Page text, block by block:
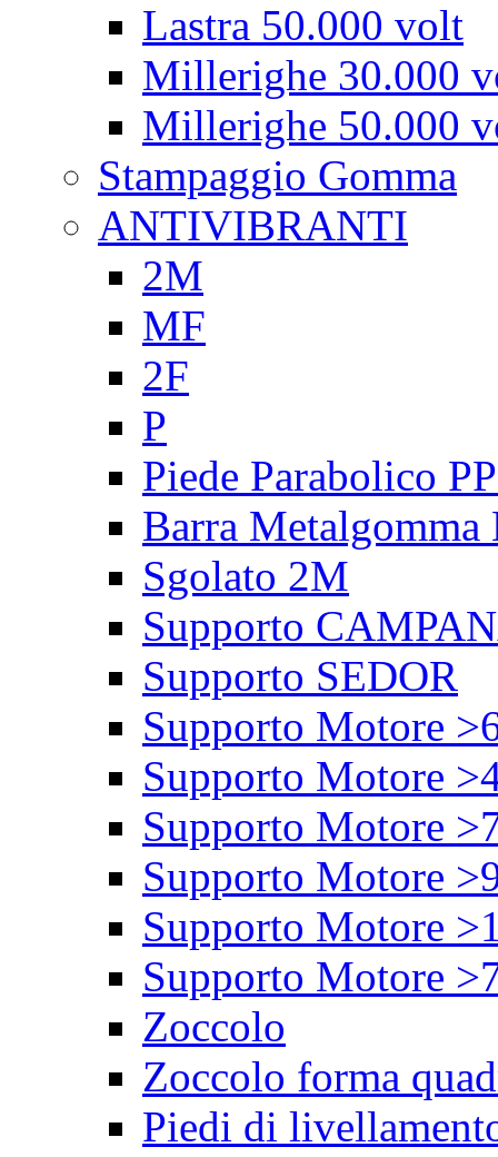
Lastra 50.000 volt
Millerighe 30.000
Millerighe 50.000
Stampaggio Gomma
ANTIVIBRANTI
2M
MF
2F
P
Piede Parabolico
Barra Metalgomma
Sgolato 2M
Supporto
Supporto SEDOR
Supporto Motore
Supporto Motore
Supporto Motore
Supporto Motore
Supporto Motore
Supporto Motore
Zoccolo
Zoccolo forma
Piedi di